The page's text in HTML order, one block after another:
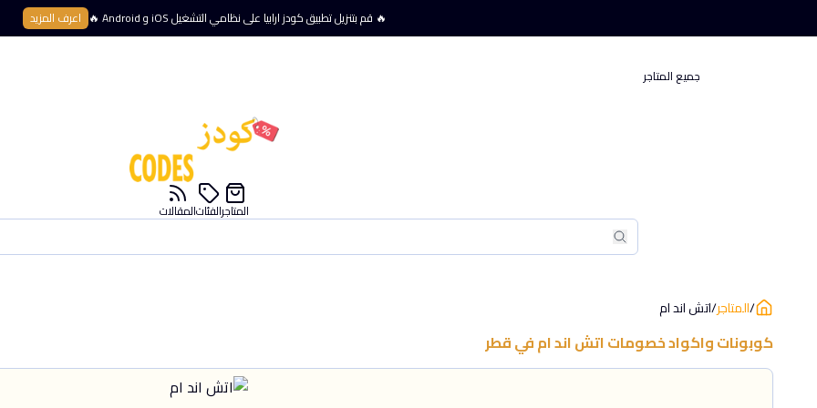
🔥 قم بتنزيل تطبيق كودز ارابيا على نظامي التشغيل iOS و Android 🔥 اعرف المزيد
جميع المتاجر
بحث
بحث
المتاجرالفئاتالمقالات
/المتاجر/اتش اند ام
كوبونات واكواد خصوماتاتش اند امفيقطر